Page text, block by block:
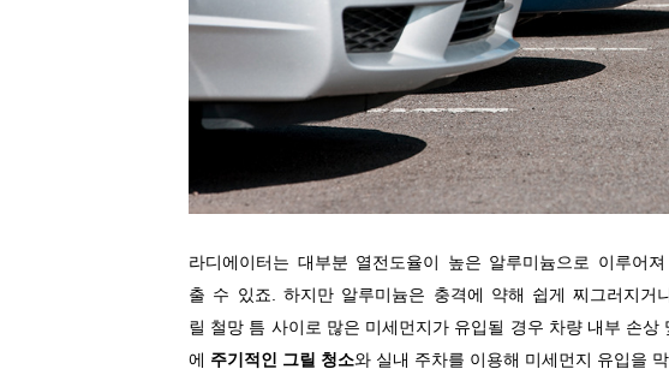
라디에이터는 대부분 열전도율이 높은 알루미늄으로 이루어
출 수 있죠. 하지만 알루미늄은 충격에 약해 쉽게 찌그러지거
릴 철망 틈 사이로 많은 미세먼지가 유입될 경우 차량 내부 손
에 주기적인 그릴 청소와 실내 주차를 이용해 미세먼지 유입을